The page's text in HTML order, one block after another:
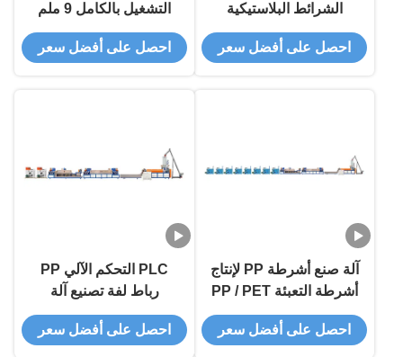
الشرائط البلاستيكية
المتقدمة
احصل على أفضل سعر
التشغيل بالكامل 9 ملم
احصل على أفضل سعر
آلة صنع أشرطة PP لإنتاج
أشرطة التعبئة PP / PET
في خطة تصنيع 8 أشرطة
مزدوجة واحدة
احصل على أفضل سعر
PLC التحكم الآلي PP
رباط لفة تصنيع آلة
احصل على أفضل سعر